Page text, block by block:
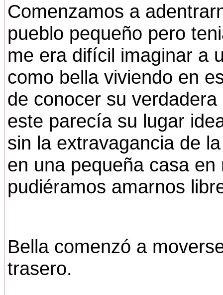
Comenzamos a
pueblo pequeño pero
me era difícil imaginar a
como bella viviendo en
de conocer su
este parecía su lugar
sin la extravagancia de
en una pequeña casa
pudiéramos amarnos
Bella comenzó a
trasero.